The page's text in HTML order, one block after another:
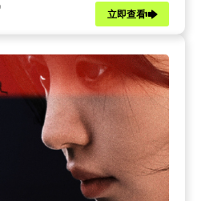
决办法，助你在海外也能畅看低
立即查看